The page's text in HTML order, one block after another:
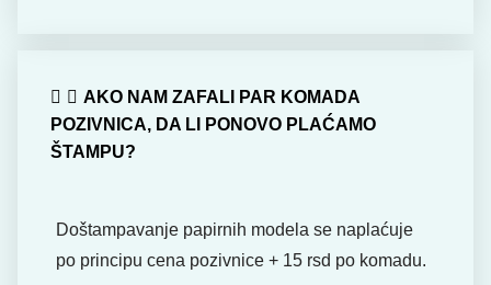
AKO NAM ZAFALI PAR KOMADA
POZIVNICA, DA LI PONOVO PLAĆAMO
ŠTAMPU?
Doštampavanje papirnih modela se naplaćuje
po principu cena pozivnice + 15 rsd po komadu.